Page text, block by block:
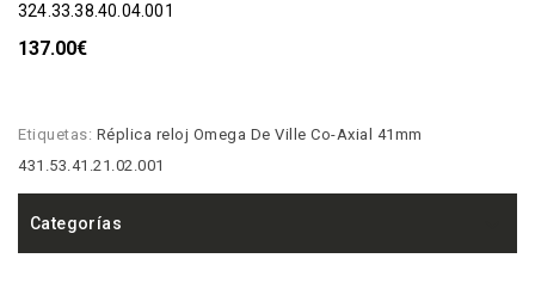
324.33.38.40.04.001
137.00€
Etiquetas: Réplica reloj Omega De Ville Co-Axial 41mm
431.53.41.21.02.001
Categorías